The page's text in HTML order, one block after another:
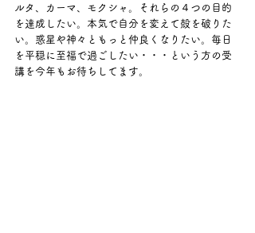
ルタ、カーマ、モクシャ。それらの４つの目的
を達成したい。本気で自分を変えて殻を破りた
い。惑星や神々ともっと仲良くなりたい。毎日
を平穏に至福で過ごしたい・・・という方の受
講を今年もお待ちしてます。